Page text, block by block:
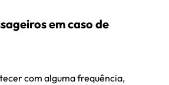
em caso de
com alguma frequência,